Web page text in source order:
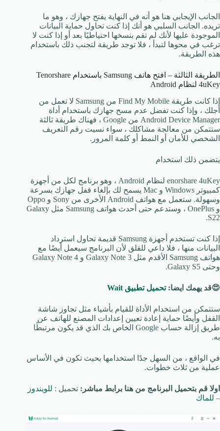
الجانب الإيجابي هنا هو أنه في النهاية يفتح جهازك ، وهو ما
تريده. الجانب السلبي هو أنك إذا كنت تحاول حماية البيانات
الموجودة عليها لأنك لم تقم بنسخها احتياطيًا بعد أو إذا كنت لا
ترغب في محوها لتبدأ ، فلا توجد طريقة لتجنب ذلك باستخدام
هذه الطريقة.
الطريقة الثالثة – افتح هاتف Samsung باستخدام Tenorshare
4uKey لنظام Android
إذا كانت طريقة Find My Mobile من Samsung لا تعمل من
أجلك ، وإذا كنت تفضل عدم مسح جهازك باستخدام أداة
Android Device Manager من Google ، فهناك طريقة ثالثة
ستتمكن من معالجة مشاكلك ، سواء نسيت رقم التعريف
الشخصي للأمان أو النمط أو كلمة المرور.
يتضمن ذلك استخدام
enorshare 4uKey لنظام Android ، وهو برنامج لكل من أجهزة
كمبيوتر Windows و Mac يسمح لك بإلغاء قفل جهازك بسرعة
وسهولة. ستعمل مع هواتف Android الأخرى من Sony و Oppo
و OnePlus ، وستدعم حتى أحدث هواتف Samsung مثل Galaxy
S22.
إذا كنت تستخدم أجهزة Samsung قديمة تحاول استرداد
البيانات منها ، فلا داعي للقلق لأن البرنامج سيعمل أيضًا مع
هواتف Samsung الأقدم مثل Galaxy Note 3 و Galaxy Note 4
وحتى Galaxy S5.
😍قد يهمك ايضا:تحميل تطبيق Wait
ستتمكن من استخدام الأداة للقيام بأشياء مثل تجاوز شاشة
القفل وأيضًا حماية إعادة تعيين إعدادات المصنع للهاتف عن
طريق إزالة حساب Google الخاص بك الذي قد يكون مرتبطًا
به.
في الواقع ، من السهل جدًا استخدامها بحيث تكون في الأساس
عملية من ثلاث خطوات.
اولا قم بتحميل البرنامج من هنا برابط مباشر: تحميل : للويندوز
– للماك